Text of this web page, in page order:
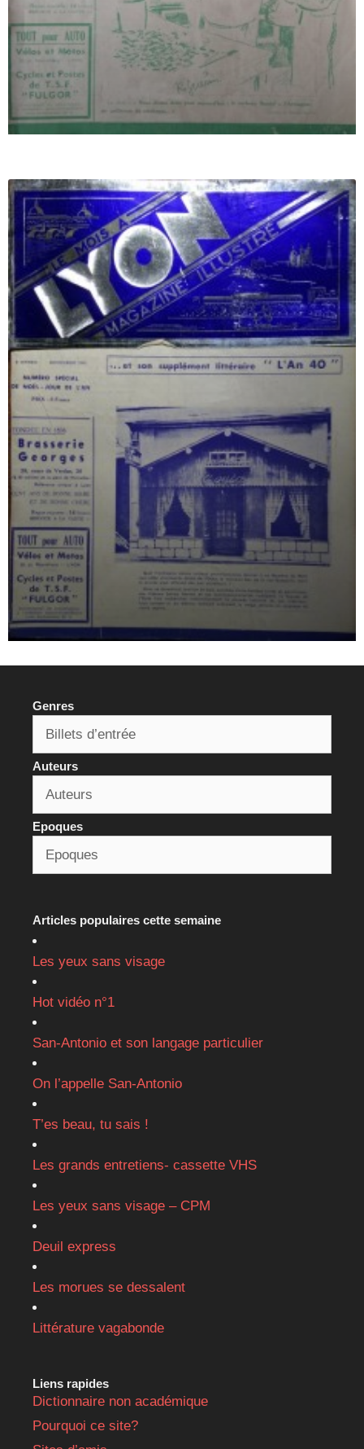
Genres
Auteurs
Epoques
Articles populaires cette semaine
Les yeux sans visage
Hot vidéo n°1
San-Antonio et son langage particulier
On l’appelle San-Antonio
T’es beau, tu sais !
Les grands entretiens- cassette VHS
Les yeux sans visage – CPM
Deuil express
Les morues se dessalent
Littérature vagabonde
Liens rapides
Dictionnaire non académique
Pourquoi ce site?